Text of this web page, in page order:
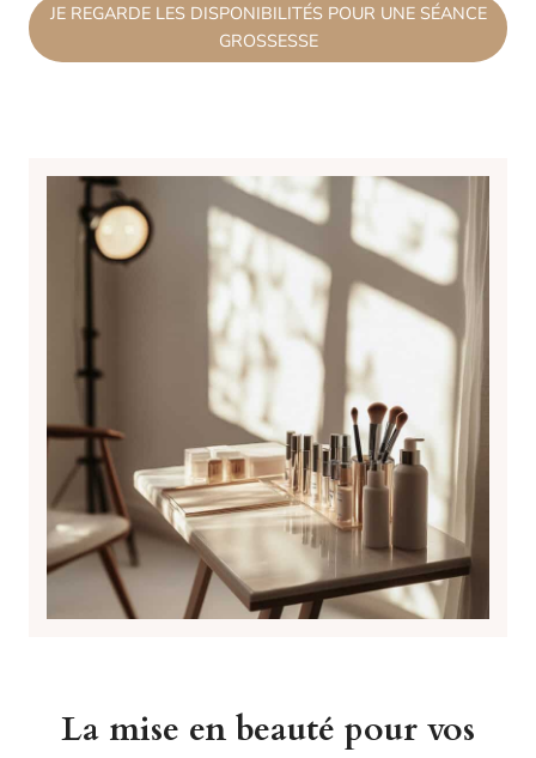
JE REGARDE LES DISPONIBILITÉS POUR UNE SÉANCE
GROSSESSE
La mise en beauté pour vos